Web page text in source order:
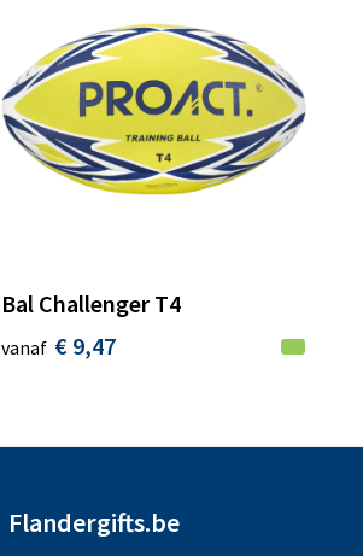
Bal Challenger T4
vanaf € 9,47
Flandergifts.be